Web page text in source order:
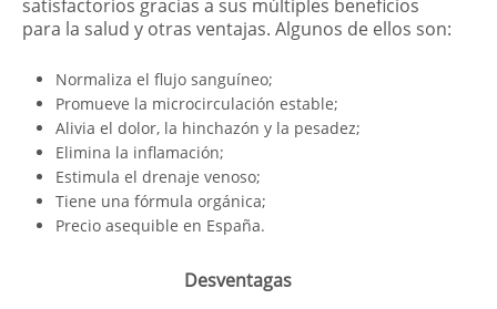
satisfactorios gracias a sus múltiples beneficios
para la salud y otras ventajas. Algunos de ellos son:
Normaliza el flujo sanguíneo;
Promueve la microcirculación estable;
Alivia el dolor, la hinchazón y la pesadez;
Elimina la inflamación;
Estimula el drenaje venoso;
Tiene una fórmula orgánica;
Precio asequible en España.
Desventagas